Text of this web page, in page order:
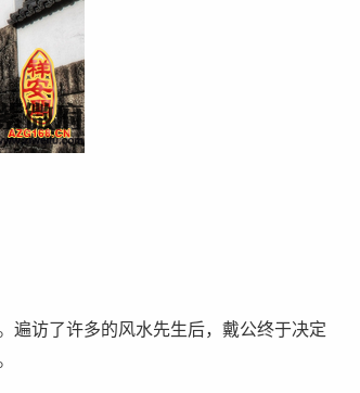
遍访了许多的风水先生后，戴公终于决定